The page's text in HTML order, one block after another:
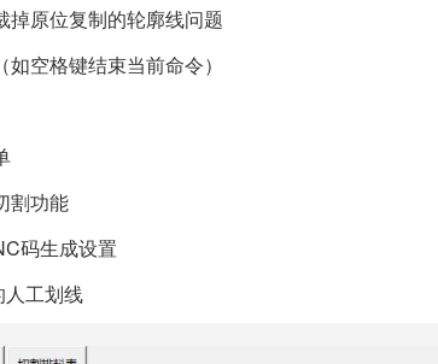
掉原位复制的轮廓线问题
如空格键结束当前命令）
割功能
码生成设置
人工划线